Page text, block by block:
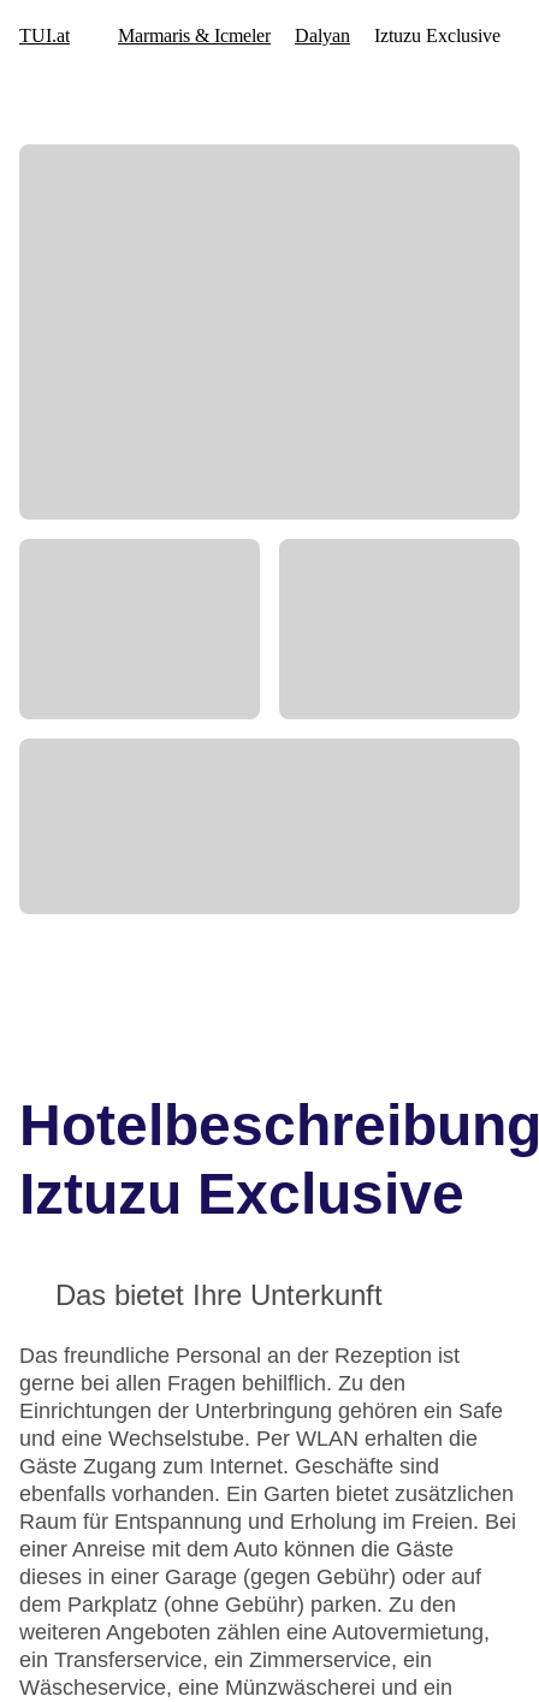
Iztuzu Exclusive
Das bietet Ihre Unterkunft
Das freundliche Personal an der Rezeption ist
gerne bei allen Fragen behilflich. Zu den
Einrichtungen der Unterbringung gehören ein Safe
und eine Wechselstube. Per WLAN erhalten die
Gäste Zugang zum Internet. Geschäfte sind
ebenfalls vorhanden. Ein Garten bietet zusätzlichen
Raum für Entspannung und Erholung im Freien. Bei
einer Anreise mit dem Auto können die Gäste
dieses in einer Garage (gegen Gebühr) oder auf
dem Parkplatz (ohne Gebühr) parken. Zu den
weiteren Angeboten zählen eine Autovermietung,
ein Transferservice, ein Zimmerservice, ein
Wäscheservice, eine Münzwäscherei und ein